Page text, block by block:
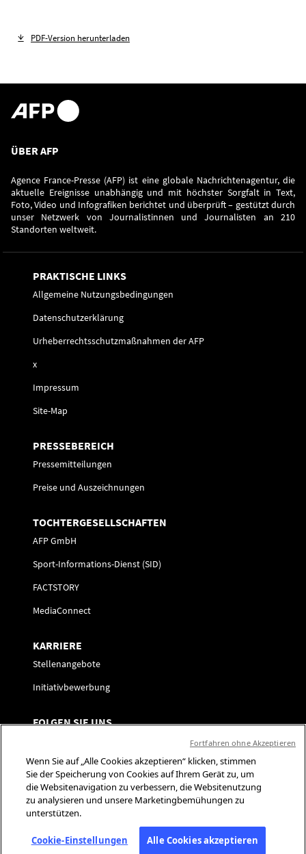
PDF-Version herunterladen
ÜBER AFP
Agence France-Presse (AFP) ist eine globale Nachrichtenagentur, die
aktuelle Ereignisse unabhängig und mit höchster Sorgfalt in Text,
Foto, Video und Infografiken berichtet und überprüft – gestützt durch
unser Netzwerk von Journalistinnen und Journalisten an 210
Standorten weltweit.
PRAKTISCHE LINKS
Allgemeine Nutzungsbedingungen
Datenschutzerklärung
Urheberrechtsschutzmaßnahmen der AFP
x
Impressum
Site-Map
PRESSEBEREICH
Pressemitteilungen
Preise und Auszeichnungen
TOCHTERGESELLSCHAFTEN
AFP GmbH
Sport-Informations-Dienst (SID)
FACTSTORY
MediaConnect
KARRIERE
Stellenangebote
Initiativbewerbung
FOLGEN SIE UNS
Präferenzzentrum
Soziale Medien
Wenn Sie auf „Alle Cookies akzeptieren“ klicken, stimmen
Sie der Speicherung von Cookies auf Ihrem Gerät zu, um
die Websitenavigation zu verbessern, die Websitenutzung
zu analysieren und unsere Marketingbemühungen zu
unterstützen.
Cookie-Einstellungen Alle Cookies akzeptieren
Fortfahren ohne Akzeptieren